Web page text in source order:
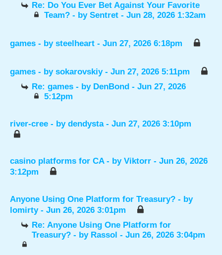
Re: Do You Ever Bet Against Your Favorite
Team? - by Sentret- Jun 28, 2026 1:32am
games - by steelheart - Jun 27, 2026 6:18pm
games - by sokarovskiy- Jun 27, 2026 5:11pm
Re: games - by DenBond - Jun 27, 2026
5:12pm
river-cree - by dendysta- Jun 27, 2026 3:10pm
casino platforms for CA - by Viktorr - Jun 26, 2026
3:12pm
Anyone Using One Platform for Treasury? - by
lomirty- Jun 26, 2026 3:01pm
Re: Anyone Using One Platform for
Treasury? - by Rassol - Jun 26, 2026 3:04pm